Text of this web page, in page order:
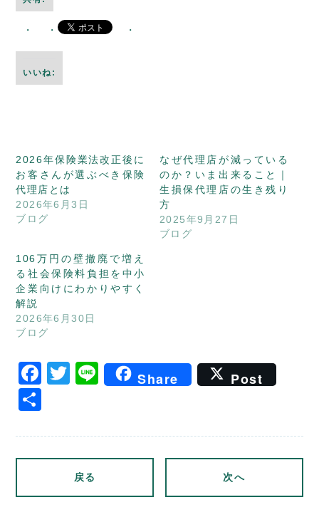
いいね:
2026年保険業法改正後に
お客さんが選ぶべき保険
代理店とは
2026年6月3日
ブログ
なぜ代理店が減っている
のか？いま出来ること｜
生損保代理店の生き残り
方
2025年9月27日
ブログ
106万円の壁撤廃で増え
る社会保険料負担を中小
企業向けにわかりやすく
解説
2026年6月30日
ブログ
Facebook
Twitter
LineShare Post
戻る 次へ